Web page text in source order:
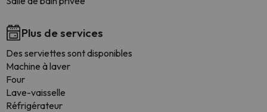
Plus de services
Des serviettes sont disponibles
Machine à laver
Four
Lave-vaisselle
Réfrigérateur